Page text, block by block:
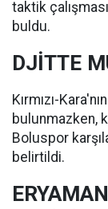
taktik
buldu.
DJİTTE
Kırmızı-
bulunmazken,
Boluspor
belirtildi.